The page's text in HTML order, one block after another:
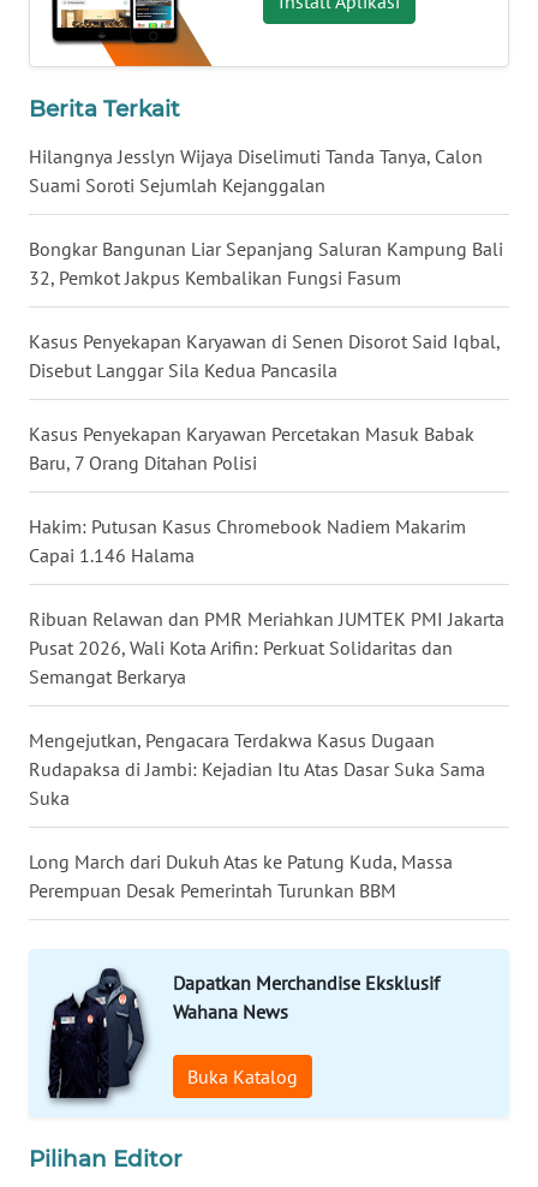
Berita Terkait
Hilangnya Jesslyn Wijaya Diselimuti Tanda Tanya, Calon
Suami Soroti Sejumlah Kejanggalan
Bongkar Bangunan Liar Sepanjang Saluran Kampung Bali
32, Pemkot Jakpus Kembalikan Fungsi Fasum
Kasus Penyekapan Karyawan di Senen Disorot Said Iqbal,
Disebut Langgar Sila Kedua Pancasila
Kasus Penyekapan Karyawan Percetakan Masuk Babak
Baru, 7 Orang Ditahan Polisi
Hakim: Putusan Kasus Chromebook Nadiem Makarim
Capai 1.146 Halama
Ribuan Relawan dan PMR Meriahkan JUMTEK PMI Jakarta
Pusat 2026, Wali Kota Arifin: Perkuat Solidaritas dan
Semangat Berkarya
Mengejutkan, Pengacara Terdakwa Kasus Dugaan
Rudapaksa di Jambi: Kejadian Itu Atas Dasar Suka Sama
Suka
Long March dari Dukuh Atas ke Patung Kuda, Massa
Perempuan Desak Pemerintah Turunkan BBM
Dapatkan Merchandise Eksklusif
Wahana News
Buka Katalog
Pilihan Editor
WN
TANJUNG
KARO
SIMALUNGUN
LABUHANBATU
TAPANULI
TENGAH
WN DELI
SERDANG
WN
TEBING
PAKPAK
WN
WN
BOGOR
WN
DEPOK
WN